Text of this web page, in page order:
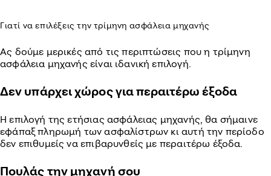
Γιατί να επιλέξεις την τρίμηνη ασφάλεια μηχανής
Ας δούμε μερικές από τις περιπτώσεις που η τρίμηνη
ασφάλεια μηχανής είναι ιδανική επιλογή.
Δεν υπάρχει χώρος για περαιτέρω έξοδα
Η επιλογή της ετήσιας ασφάλειας μηχανής, θα σήμαινε
εφάπαξ πληρωμή των ασφαλίστρων κι αυτή την περίοδο
δεν επιθυμείς να επιβαρυνθείς με περαιτέρω έξοδα.
Πουλάς την μηχανή σου